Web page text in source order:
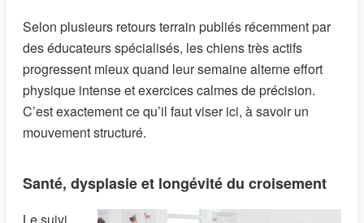
Selon plusieurs retours terrain publiés récemment par
des éducateurs spécialisés, les chiens très actifs
progressent mieux quand leur semaine alterne effort
physique intense et exercices calmes de précision.
C’est exactement ce qu’il faut viser ici, à savoir un
mouvement structuré.
Santé, dysplasie et longévité du croisement